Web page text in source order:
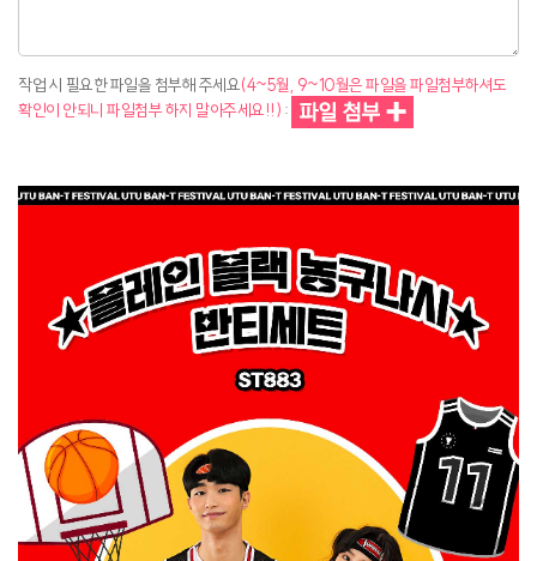
작업 시 필요한 파일을 첨부해 주세요(4~5월, 9~10월은 파일을 파일첨부하셔도
확인이 안되니 파일첨부 하지 말아주세요!!) :